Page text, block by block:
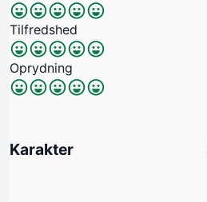
Tilfredshed
Oprydning
Karakter